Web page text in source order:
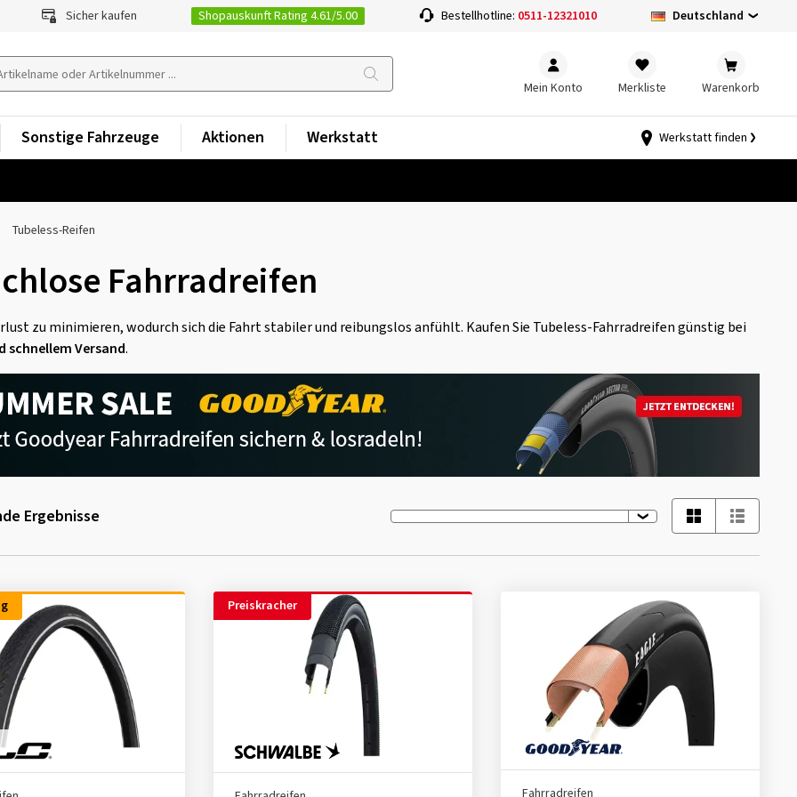
Sicher kaufen Shopauskunft Rating 4.61/5.00 Bestellhotline: 0511-12321010 Deutschland
Mein Konto Merkliste Warenkorb
Sonstige Fahrzeuge Aktionen Werkstatt Werkstatt finden
Tubeless-Reifen
Fahrradreifen
zu minimieren, wodurch sich die Fahrt stabiler und reibungslos anfühlt. Kaufen Sie Tubeless-Fahrradreifen günstig bei
schnellem Versand.
Ergebnisse
Preiskracher
Fahrradreifen